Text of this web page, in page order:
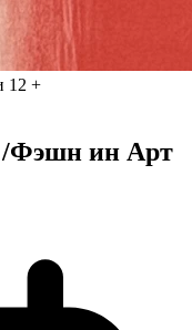
12 +
/Фэшн ин Арт